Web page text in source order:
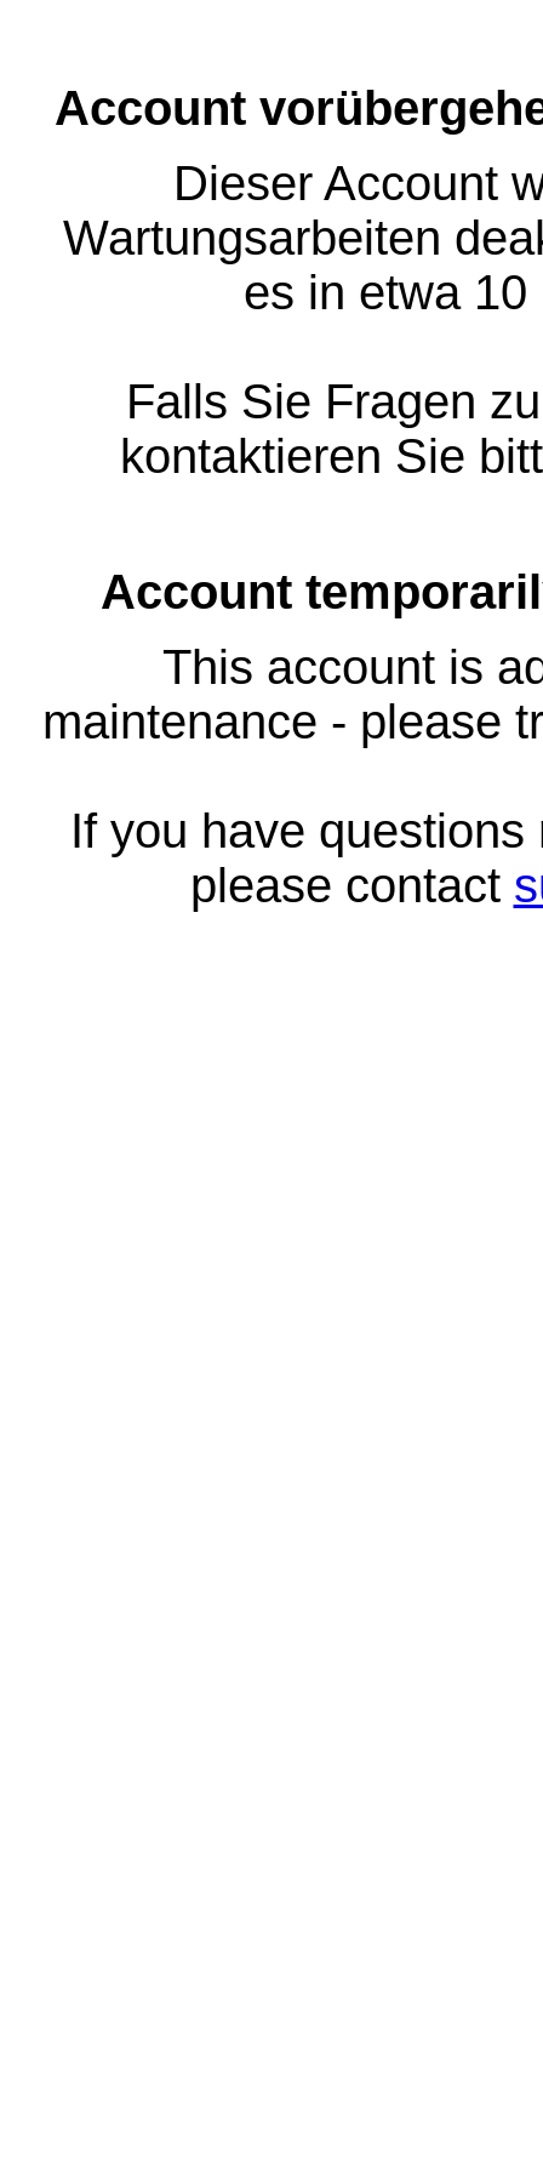
Account
Dieser Account
Wartungsarbeiten
es in etwa
Falls Sie Fragen
kontaktieren Sie
Account
This account is
maintenance - please
If you have
please contact